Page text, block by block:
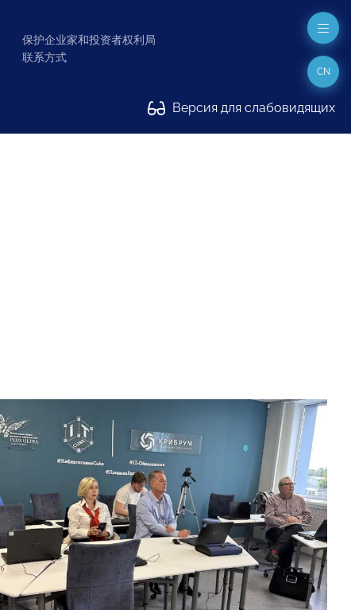
保护企业家和投资者权利局
联系方式
Версия для слабовидящих
CN